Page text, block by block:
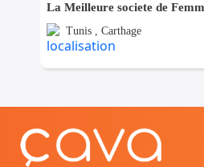
Tunis , Carthage